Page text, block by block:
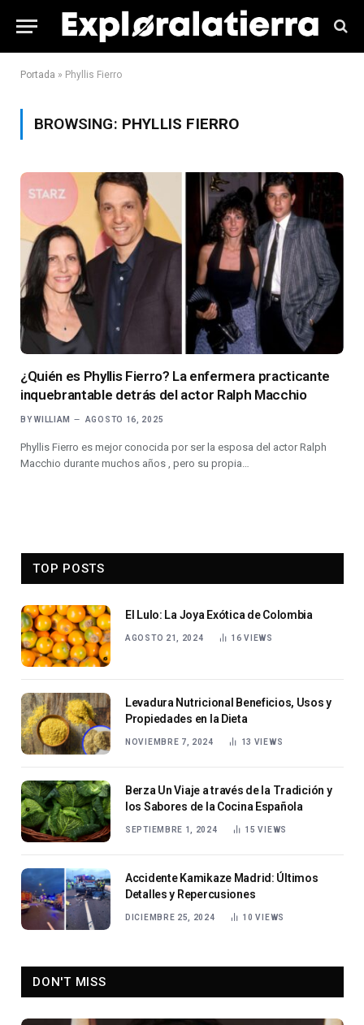
Portada » Phyllis Fierro
BROWSING: PHYLLIS FIERRO
¿Quién es Phyllis Fierro? La enfermera practicante
inquebrantable detrás del actor Ralph Macchio
BY WILLIAM AGOSTO 16, 2025
Phyllis Fierro es mejor conocida por ser la esposa del actor Ralph
Macchio durante muchos años , pero su propia…
TOP POSTS
El Lulo: La Joya Exótica de Colombia
AGOSTO 21, 2024 16VIEWS
Levadura Nutricional Beneficios, Usos y
Propiedades en la Dieta
NOVIEMBRE 7, 2024 13 VIEWS
Berza Un Viaje a través de la Tradición y
los Sabores de la Cocina Española
SEPTIEMBRE 1, 2024 15VIEWS
Accidente Kamikaze Madrid: Últimos
Detalles y Repercusiones
DICIEMBRE 25, 2024 10VIEWS
DON'T MISS